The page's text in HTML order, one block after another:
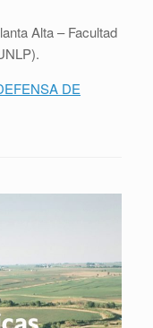
Alta – Facultad
DE